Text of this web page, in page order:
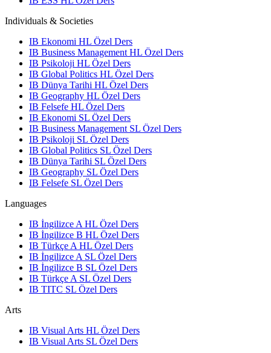
Individuals & Societies
IB Ekonomi HL Özel Ders
IB Business Management HL Özel Ders
IB Psikoloji HL Özel Ders
IB Global Politics HL Özel Ders
IB Dünya Tarihi HL Özel Ders
IB Geography HL Özel Ders
IB Felsefe HL Özel Ders
IB Ekonomi SL Özel Ders
IB Business Management SL Özel Ders
IB Psikoloji SL Özel Ders
IB Global Politics SL Özel Ders
IB Dünya Tarihi SL Özel Ders
IB Geography SL Özel Ders
IB Felsefe SL Özel Ders
Languages
IB İngilizce A HL Özel Ders
IB İngilizce B HL Özel Ders
IB Türkçe A HL Özel Ders
IB İngilizce A SL Özel Ders
IB İngilizce B SL Özel Ders
IB Türkçe A SL Özel Ders
IB TITC SL Özel Ders
Arts
IB Visual Arts HL Özel Ders
IB Visual Arts SL Özel Ders